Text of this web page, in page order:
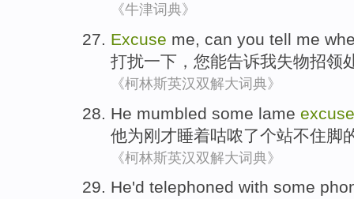
《牛津词典》
Excuse me, can you tell me
打扰一下， 您能告诉我失物招领
《柯林斯英汉双解大词典》
He mumbled some lame excuse
他为刚才睡着咕哝了个站不住脚
《柯林斯英汉双解大词典》
He'd telephoned with some